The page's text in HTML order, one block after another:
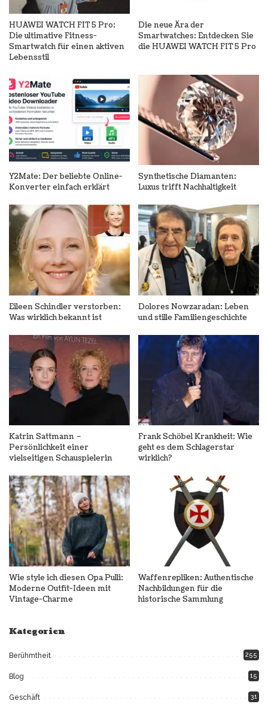
HUAWEI WATCH FIT 5 Pro:
Die ultimative Fitness-
Smartwatch für einen aktiven
Lebensstil
Die neue Ära der
Smartwatches: Entdecken Sie
die HUAWEI WATCH FIT 5 Pro
Y2Mate: Der beliebte Online-
Konverter einfach erklärt
Synthetische Diamanten:
Luxus trifft Nachhaltigkeit
Eileen Schindler verstorben:
Was wirklich bekannt ist
Dolores Nowzaradan: Leben
und stille Familiengeschichte
Katrin Sattmann –
Persönlichkeit einer
vielseitigen Schauspielerin
Frank Schöbel Krankheit: Wie
geht es dem Schlagerstar
wirklich?
Wie style ich diesen Opa Pulli:
Moderne Outfit-Ideen mit
Vintage-Charme
Waffenrepliken: Authentische
Nachbildungen für die
historische Sammlung
Kategorien
Berühmtheit 255
Blog 15
Geschäft 31